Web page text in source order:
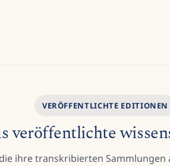
VERÖFFENTLICHTE EDITIONEN
veröffentlichte
ihre transkribierten Sammlungen